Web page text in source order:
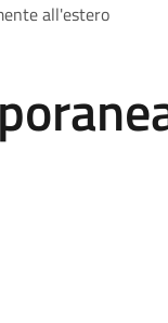
all'estero